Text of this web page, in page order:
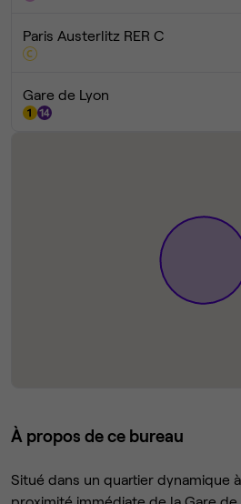
Paris Austerlitz RER C
Gare de Lyon
À propos de ce bureau
Situé dans un quartier dynamique